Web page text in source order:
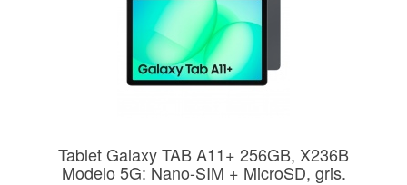
Tablet Galaxy TAB A11+ 256GB, X236B
Modelo 5G: Nano-SIM + MicroSD, gris.